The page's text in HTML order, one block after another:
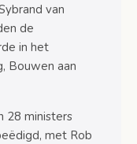
voor een
van
de
in het
Bouwen aan
28 ministers
met Rob